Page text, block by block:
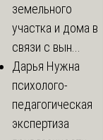
земельного
участка и дома в
связи с вын...
Дарья Нужна
психолого-
педагогическая
экспертиза